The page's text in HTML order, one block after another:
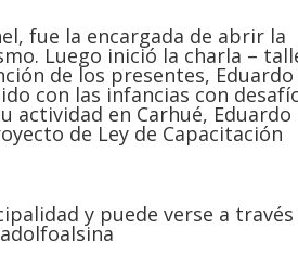
fue la encargada de abrir la
Luego inició la charla –
de los presentes, Eduardo
con las infancias con
actividad en Carhué, Eduardo
de Ley de Capacitación
y puede verse a